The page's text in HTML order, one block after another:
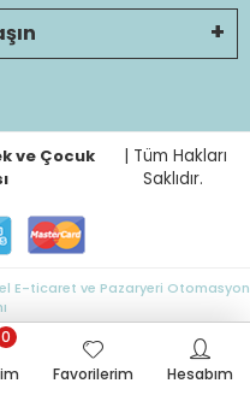
ve Çocuk
| Tüm Hakları
Saklıdır.
0
Favorilerim
Hesabım
E-ticaret ve Pazaryeri Otomasyon